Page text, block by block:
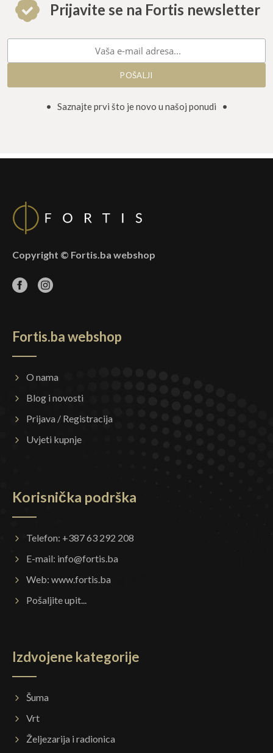
Prijavite se na Fortis newsletter
• Saznajte prvi što je novo u našoj ponudi •
Copyright © Fortis.ba webshop
Fortis.ba webshop
O nama
Blog i novosti
Prijava / Registracija
Uvjeti kupnje
Korisnička podrška
Telefon: +387 63 292 208
E-mail: info@fortis.ba
Web: www.fortis.ba
Pošaljite upit...
Izdvojene kategorije
Šuma
Vrt
Željezarija i radionica